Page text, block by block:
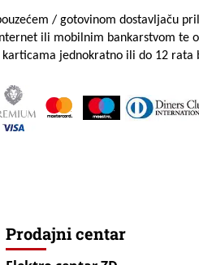
/ gotovinom dostavljaču
ili mobilnim bankarstvom te
karticama jednokratno ili do 12 rata
Prodajni centar